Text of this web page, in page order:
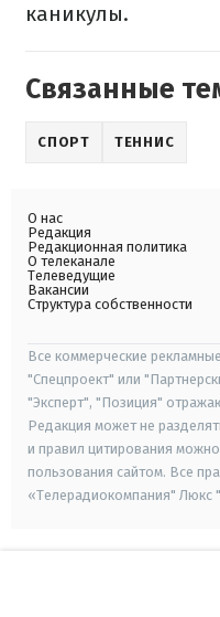
каникулы.
Связанные
СПОРТ ТЕННИС
О нас
Редакция
Редакционная политика
О телеканале
Телеведущие
Вакансии
Структура собственности
Все коммерческие
"Спецпроект" или
"Эксперт", "Позиция"
Редакция может не
и правил цитирования
пользования сайтом. Все
«Телерадиокомпания" Люкс